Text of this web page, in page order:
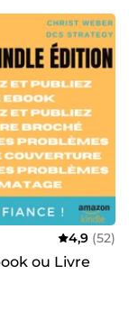
4,9 (52)
ou Livre